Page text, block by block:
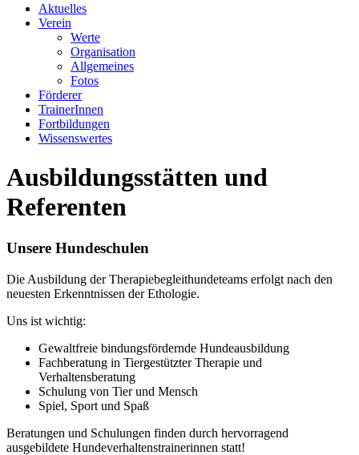
Aktuelles
Verein
Werte
Organisation
Allgemeines
Fotos
Förderer
TrainerInnen
Fortbildungen
Wissenswertes
Ausbildungsstätten und
Referenten
Unsere Hundeschulen
Die Ausbildung der Therapiebegleithundeteams erfolgt nach den
neuesten Erkenntnissen der Ethologie.
Uns ist wichtig:
Gewaltfreie bindungsfördernde Hundeausbildung
Fachberatung in Tiergestützter Therapie und
Verhaltensberatung
Schulung von Tier und Mensch
Spiel, Sport und Spaß
Beratungen und Schulungen finden durch hervorragend
ausgebildete Hundeverhaltenstrainerinnen statt!